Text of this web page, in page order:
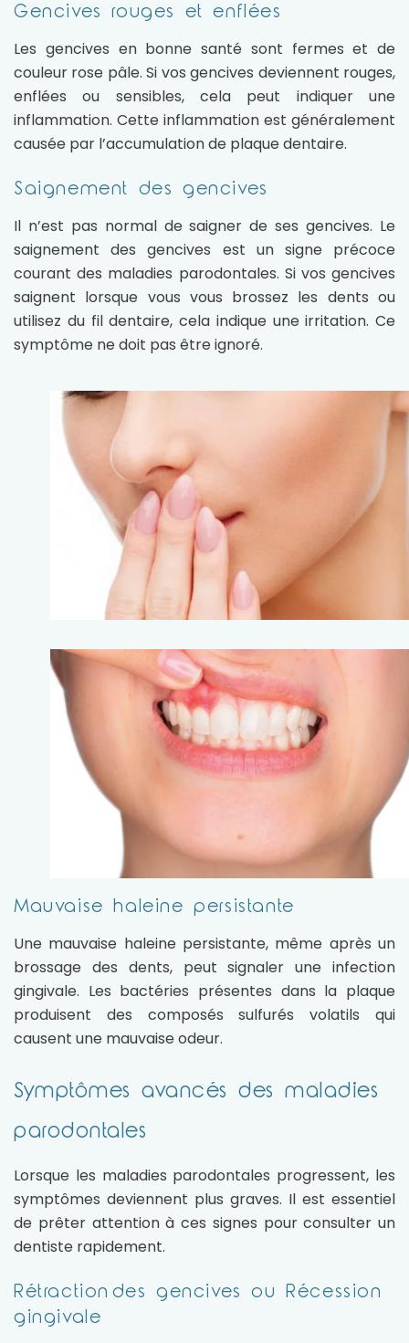
Gencives rouges et enflées
Les gencives en bonne santé sont fermes et de
couleur rose pâle. Si vos gencives deviennent rouges,
enflées ou sensibles, cela peut indiquer une
inflammation. Cette inflammation est généralement
causée par l’accumulation de plaque dentaire.
Saignement des gencives
Il n’est pas normal de saigner de ses gencives. Le
saignement des gencives est un signe précoce
courant des maladies parodontales. Si vos gencives
saignent lorsque vous vous brossez les dents ou
utilisez du fil dentaire, cela indique une irritation. Ce
symptôme ne doit pas être ignoré.
Mauvaise haleine persistante
Une mauvaise haleine persistante, même après un
brossage des dents, peut signaler une infection
gingivale. Les bactéries présentes dans la plaque
produisent des composés sulfurés volatils qui
causent une mauvaise odeur.
Symptômes avancés des maladies
parodontales
Lorsque les maladies parodontales progressent, les
symptômes deviennent plus graves. Il est essentiel
de prêter attention à ces signes pour consulter un
dentiste rapidement.
Rétraction des gencives ou Récession
gingivale